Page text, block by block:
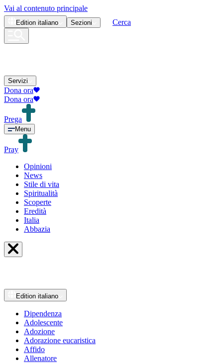
Vai al contenuto principale
Edition italiano Sezioni Cerca
Servizi
Dona ora
Dona ora
Prega
Menu
Pray
Opinioni
News
Stile di vita
Spiritualità
Scoperte
Eredità
Italia
Abbazia
Edition italiano
Dipendenza
Adolescente
Adozione
Adorazione eucaristica
Affido
Allenatore